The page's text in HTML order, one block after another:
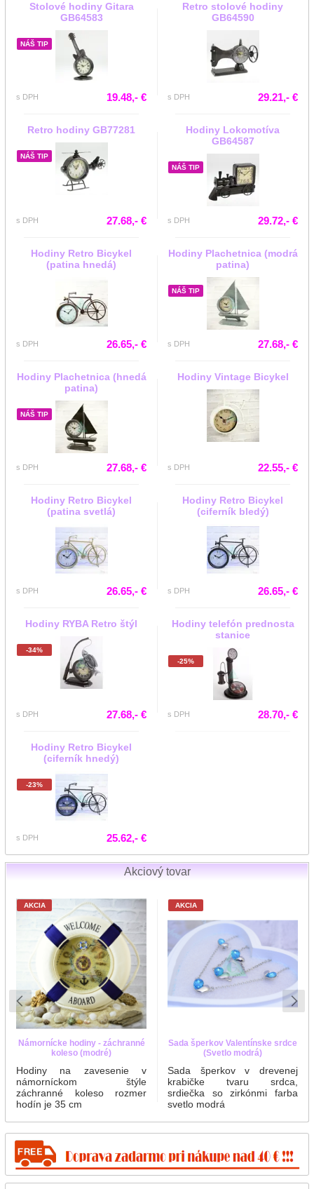
Stolové hodiny Gitara
GB64583
NÁŠ TIP
s DPH 19.48,- €
Retro stolové hodiny
GB64590
s DPH 29.21,- €
Retro hodiny GB77281
NÁŠ TIP
s DPH 27.68,- €
Hodiny Lokomotíva
GB64587
NÁŠ TIP
s DPH 29.72,- €
Hodiny Retro Bicykel
(patina hnedá)
s DPH 26.65,- €
Hodiny Plachetnica (modrá
patina)
NÁŠ TIP
s DPH 27.68,- €
Hodiny Plachetnica (hnedá
patina)
NÁŠ TIP
s DPH 27.68,- €
Hodiny Vintage Bicykel
s DPH 22.55,- €
Hodiny Retro Bicykel
(patina svetlá)
s DPH 26.65,- €
Hodiny Retro Bicykel
(ciferník bledý)
s DPH 26.65,- €
Hodiny RYBA Retro štýl
-34%
s DPH 27.68,- €
Hodiny telefón prednosta
stanice
-25%
s DPH 28.70,- €
Hodiny Retro Bicykel
(ciferník hnedý)
-23%
s DPH 25.62,- €
Akciový tovar
AKCIA
Námornícke hodiny - záchranné
koleso (modré)
Hodiny na zavesenie v
námorníckom štýle
záchranné koleso rozmer
hodín je 35 cm
AKCIA
Sada šperkov Valentínske srdce
(Svetlo modrá)
Sada šperkov v drevenej
krabičke tvaru srdca,
srdiečka so zirkónmi farba
svetlo modrá